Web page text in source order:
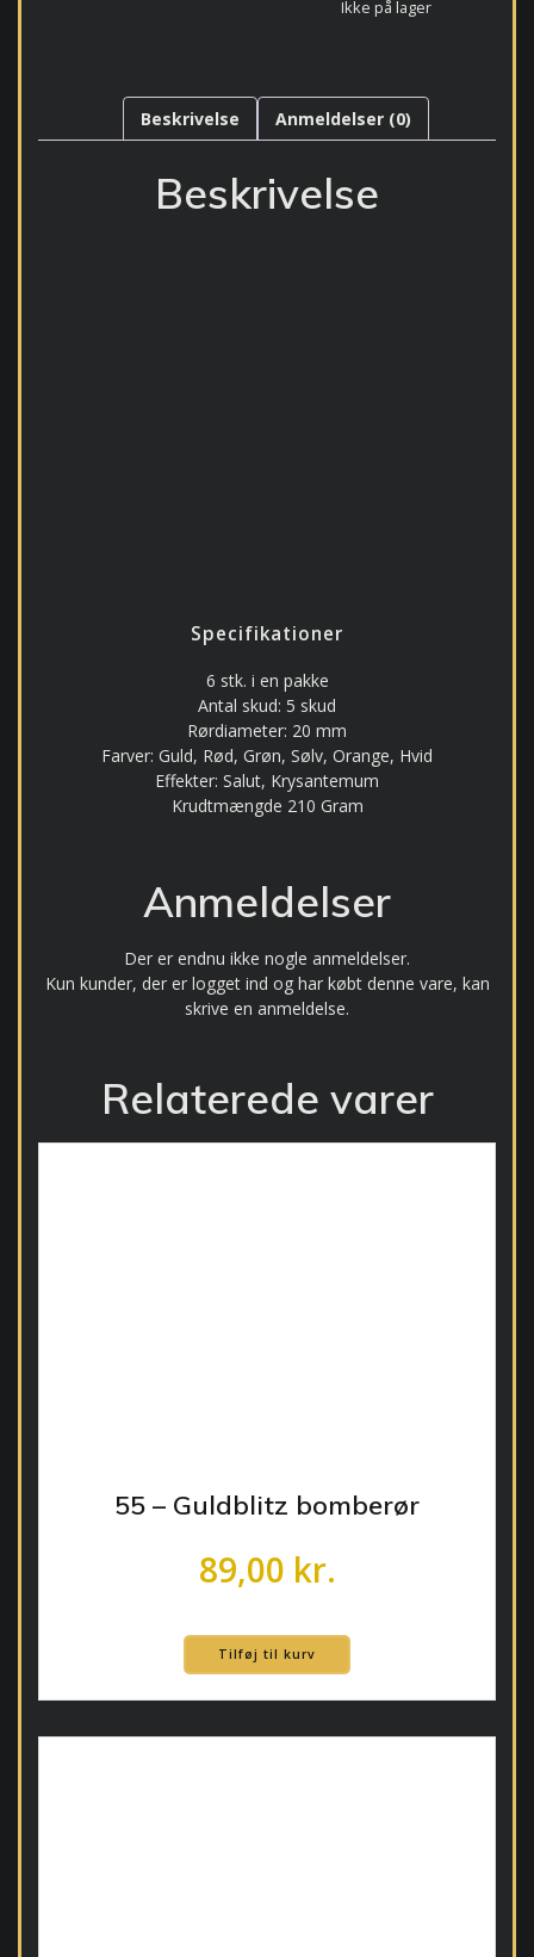
Ikke på lager
Beskrivelse Anmeldelser (0)
Beskrivelse
Specifikationer
6 stk. i en pakke
Antal skud: 5 skud
Rørdiameter: 20 mm
Farver: Guld, Rød, Grøn, Sølv, Orange, Hvid
Effekter: Salut, Krysantemum
Krudtmængde 210 Gram
Anmeldelser
Der er endnu ikke nogle anmeldelser.
Kun kunder, der er logget ind og har købt denne vare, kan
skrive en anmeldelse.
Relaterede varer
55 – Guldblitz bomberør
89,00 kr.
Tilføj til kurv